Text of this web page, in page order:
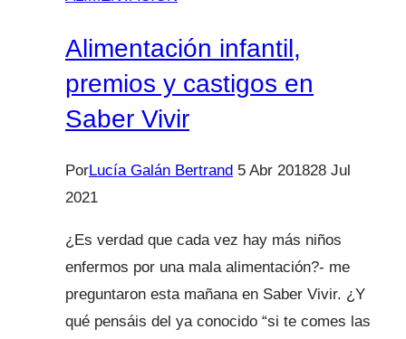
Alimentación infantil,
premios y castigos en
Saber Vivir
PorLucía Galán Bertrand 5 Abr 201828 Jul
2021
¿Es verdad que cada vez hay más niños
enfermos por una mala alimentación?- me
preguntaron esta mañana en Saber Vivir. ¿Y
qué pensáis del ya conocido “si te comes las